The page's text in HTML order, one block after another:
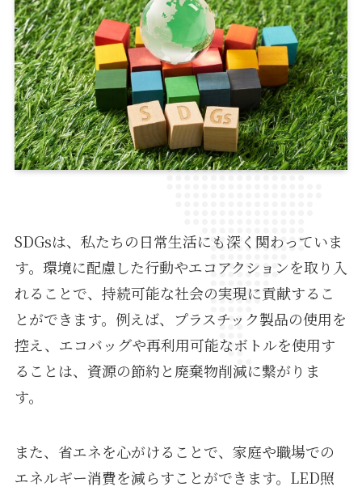
SDGsは、私たちの日常生活にも深く関わっていま
す。環境に配慮した行動やエコアクションを取り入
れることで、持続可能な社会の実現に貢献するこ
とができます。例えば、プラスチック製品の使用を
控え、エコバッグや再利用可能なボトルを使用す
ることは、資源の節約と廃棄物削減に繋がりま
す。
また、省エネを心がけることで、家庭や職場での
エネルギー消費を減らすことができます。LED照